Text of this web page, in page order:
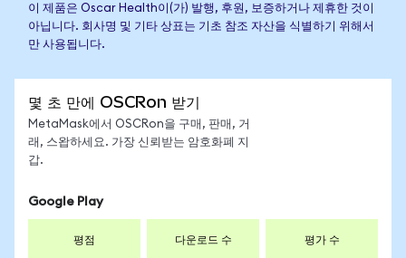
이 제품은 Oscar Health이(가) 발행, 후원, 보증하거나 제휴한 것이
아닙니다. 회사명 및 기타 상표는 기초 참조 자산을 식별하기 위해서
만 사용됩니다.
몇 초 만에 OSCRon 받기
MetaMask에서 OSCRon을 구매, 판매, 거
래, 스왑하세요. 가장 신뢰받는 암호화폐 지
갑.
Google Play
평점 다운로드 수 평가 수